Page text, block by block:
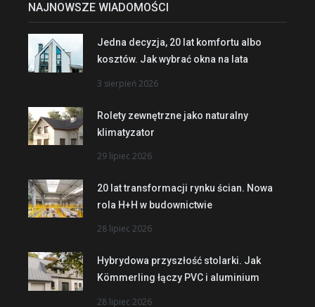
NAJNOWSZE WIADOMOŚCI
Jedna decyzja, 20 lat komfortu albo
kosztów. Jak wybrać okna na lata
3 sierpień 2026
Rolety zewnętrzne jako naturalny
klimatyzator
29 lipiec 2026
20 lat transformacji rynku ścian. Nowa
rola H+H w budownictwie
28 lipiec 2026
Hybrydowa przyszłość stolarki. Jak
Kömmerling łączy PVC i aluminium
28 lipiec 2026